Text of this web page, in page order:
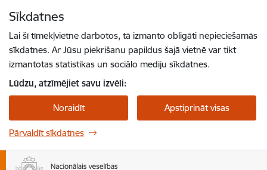
Sīkdatnes
Lai šī tīmekļvietne darbotos, tā izmanto obligāti nepieciešamās
sīkdatnes. Ar Jūsu piekrišanu papildus šajā vietnē var tikt
izmantotas statistikas un sociālo mediju sīkdatnes.
Lūdzu, atzīmējiet savu izvēli:
Noraidīt Apstiprināt visas
Pārvaldīt sīkdatnes